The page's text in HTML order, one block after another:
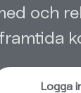
och
framtida
Logga